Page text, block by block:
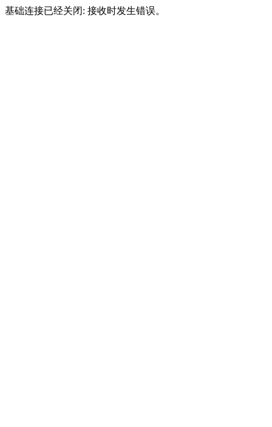
基础连接已经关闭: 接收时发生错误。